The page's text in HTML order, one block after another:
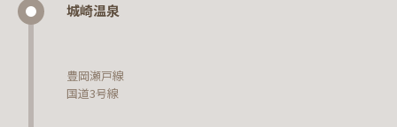
城崎温泉
豊岡瀬戸線
国道3号線